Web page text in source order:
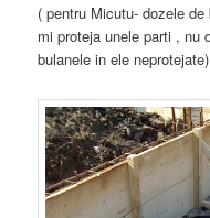
( pentru Micutu- dozele
mi proteja unele parti , nu
bulanele in ele neprotejate)